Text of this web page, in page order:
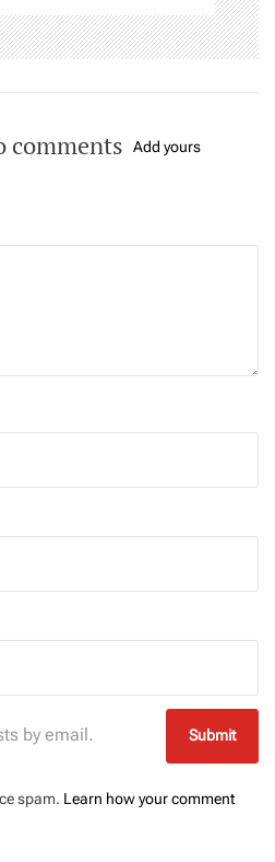
comments Add yours
by email.
spam. Learn how your comment